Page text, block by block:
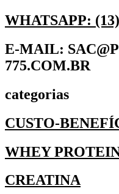
WHATSAPP:
E-MAIL:
775.COM.BR
categorias
CUSTO-
WHEY
CREATINA